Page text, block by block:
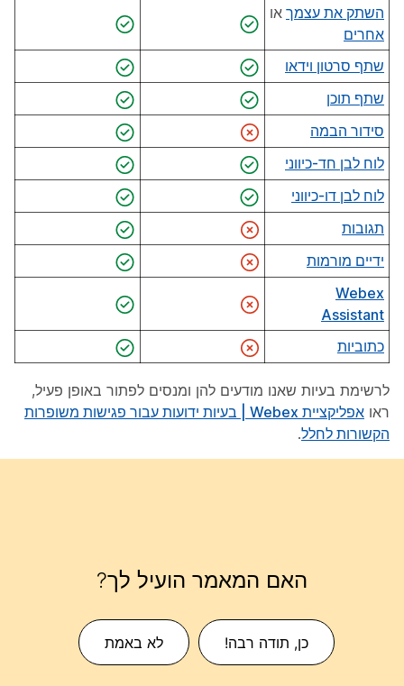
השתק את עצמך או
אחרים
שתף סרטון וידאו
שתף תוכן
סידור הבמה
לוח לבן חד-כיווני
לוח לבן דו-כיווני
תגובות
ידיים מורמות
Webex
Assistant
כתוביות
לרשימת בעיות שאנו מודעים להן ומנסים לפתור באופן פעיל,
ראו
אפליקציית Webex | בעיות ידועות עבור פגישות משופרות
הקשורות לחלל.
האם המאמר הועיל לך?
כן, תודה רבה! לא באמת